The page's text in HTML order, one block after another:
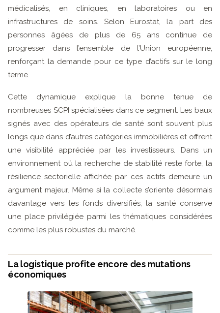
médicalisés, en cliniques, en laboratoires ou en
infrastructures de soins. Selon Eurostat, la part des
personnes âgées de plus de 65 ans continue de
progresser dans l’ensemble de l’Union européenne,
renforçant la demande pour ce type d’actifs sur le long
terme.
Cette dynamique explique la bonne tenue de
nombreuses SCPI spécialisées dans ce segment. Les baux
signés avec des opérateurs de santé sont souvent plus
longs que dans d’autres catégories immobilières et offrent
une visibilité appréciée par les investisseurs. Dans un
environnement où la recherche de stabilité reste forte, la
résilience sectorielle affichée par ces actifs demeure un
argument majeur. Même si la collecte s’oriente désormais
davantage vers les fonds diversifiés, la santé conserve
une place privilégiée parmi les thématiques considérées
comme les plus robustes du marché.
La logistique profite encore des mutations
économiques